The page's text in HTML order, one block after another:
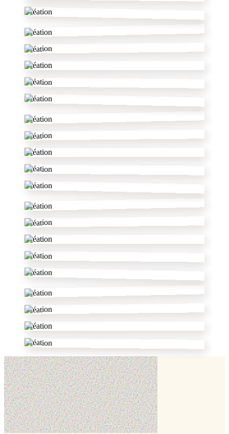
Création
Création
Création
Création
Création
Création
Création
Création
Création
Création
Création
Création
Création
Création
Création
Création
Création
Création
Création
Création